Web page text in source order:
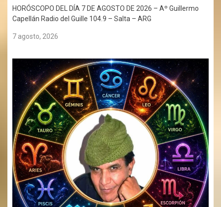
HORÓSCOPO DEL DÍA 7 DE AGOSTO DE 2026 – Aº Guillermo
Capellán Radio del Guille 104.9 – Salta – ARG
7 agosto, 2026